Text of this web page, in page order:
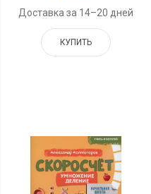
Доставка за 14–20 дней
КУПИТЬ